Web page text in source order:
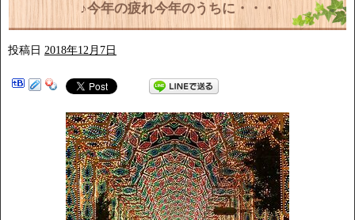
♪今年の疲れ今年のうちに・・・
投稿日 2018年12月7日